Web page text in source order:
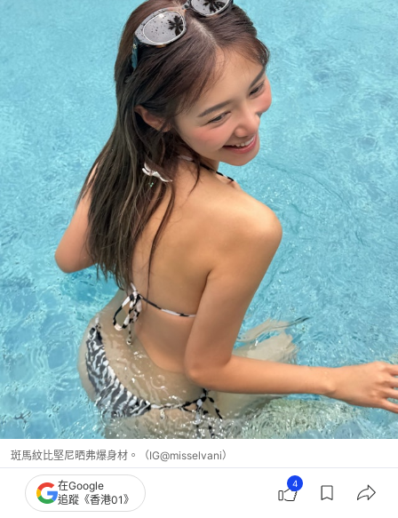
斑馬紋比堅尼晒弗爆身材。（IG@misselvani）
親子溫馨時光
在Google
追蹤《香港01》
4